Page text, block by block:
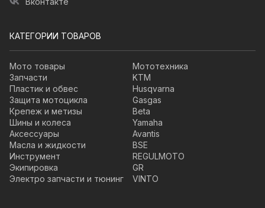
КАТЕГОРИИ ТОВАРОВ
Мото товары
Запчасти
Пластик и обвес
Защита мотоцикла
Крепеж и метизы
Шины и колеса
Аксессуары
Масла и жидкости
Инструмент
Экипировка
Электро запчасти и тюнинг
Мототехника
KTM
Husqvarna
Gasgas
Beta
Yamaha
Avantis
BSE
REGULMOTO
GR
VINTO